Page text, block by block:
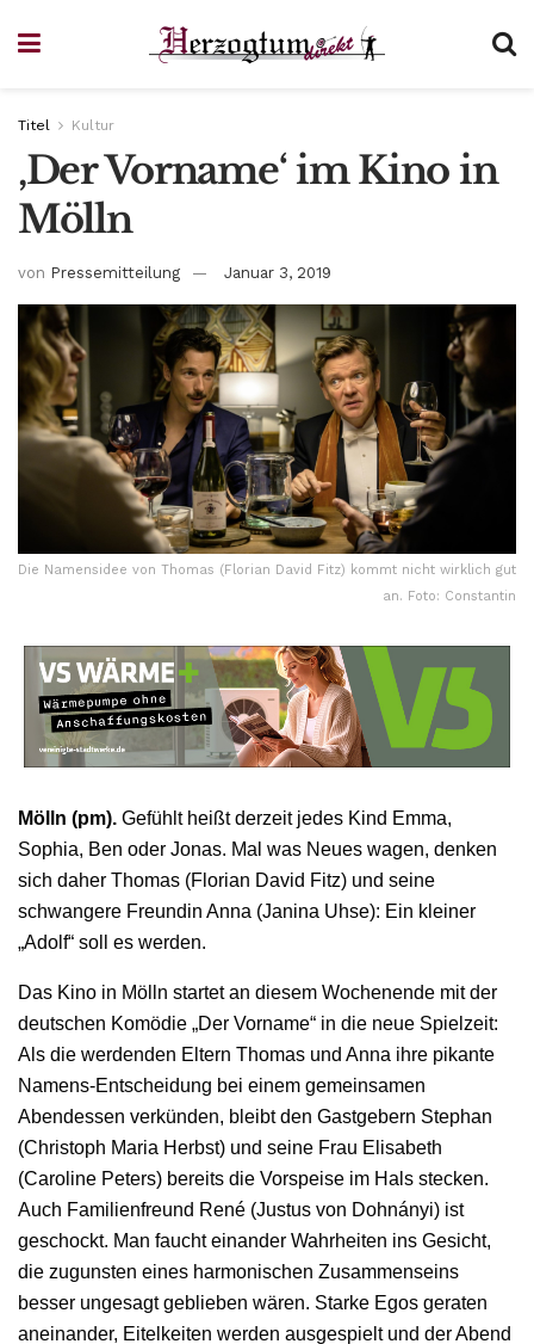
Titel Kultur
‚Der Vorname‘ im Kino in
Mölln
von Pressemitteilung Januar 3, 2019
Die Namensidee von Thomas (Florian David Fitz) kommt nicht wirklich gut
an. Foto: Constantin
Mölln (pm). Gefühlt heißt derzeit jedes Kind Emma,
Sophia, Ben oder Jonas. Mal was Neues wagen, denken
sich daher Thomas (Florian David Fitz) und seine
schwangere Freundin Anna (Janina Uhse): Ein kleiner
„Adolf“ soll es werden.
Das Kino in Mölln startet an diesem Wochenende mit der
deutschen Komödie „Der Vorname“ in die neue Spielzeit:
Als die werdenden Eltern Thomas und Anna ihre pikante
Namens-Entscheidung bei einem gemeinsamen
Abendessen verkünden, bleibt den Gastgebern Stephan
(Christoph Maria Herbst) und seine Frau Elisabeth
(Caroline Peters) bereits die Vorspeise im Hals stecken.
Auch Familienfreund René (Justus von Dohnányi) ist
geschockt. Man faucht einander Wahrheiten ins Gesicht,
die zugunsten eines harmonischen Zusammenseins
besser ungesagt geblieben wären. Starke Egos geraten
aneinander, Eitelkeiten werden ausgespielt und der Abend